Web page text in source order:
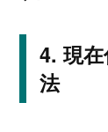
現
法